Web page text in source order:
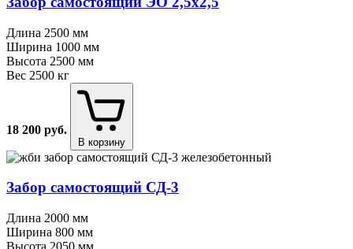
Длина 2500 мм
Ширина 1000 мм
Высота 2500 мм
Вес 2500 кг
18 200 руб.
В корзину
Забор самостоящий СД⁠-⁠3
Длина 2000 мм
Ширина 800 мм